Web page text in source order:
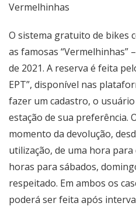
Vermelhinhas
O sistema gratuito de bikes
as famosas “Vermelhinhas”
de 2021. A reserva é feita
EPT”, disponível nas
fazer um cadastro, o
estação de sua preferência.
momento da devolução,
utilização, de uma hora para
horas para sábados,
respeitado. Em ambos os
poderá ser feita após